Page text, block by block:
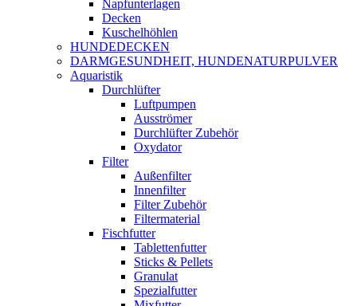
Napfunterlagen
Decken
Kuschelhöhlen
HUNDEDECKEN
DARMGESUNDHEIT, HUNDENATURPULVER
Aquaristik
Durchlüfter
Luftpumpen
Ausströmer
Durchlüfter Zubehör
Oxydator
Filter
Außenfilter
Innenfilter
Filter Zubehör
Filtermaterial
Fischfutter
Tablettenfutter
Sticks & Pellets
Granulat
Spezialfutter